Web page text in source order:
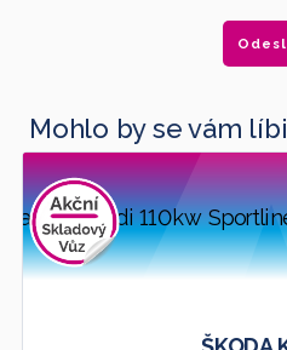
Mohlo by se vám